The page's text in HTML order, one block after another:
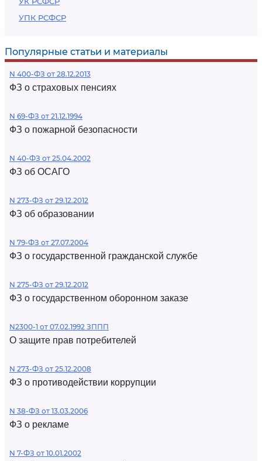
УПК РСФСР
Популярные статьи и материалы
N 400-ФЗ от 28.12.2013
ФЗ о страховых пенсиях
N 69-ФЗ от 21.12.1994
ФЗ о пожарной безопасности
N 40-ФЗ от 25.04.2002
ФЗ об ОСАГО
N 273-ФЗ от 29.12.2012
ФЗ об образовании
N 79-ФЗ от 27.07.2004
ФЗ о государственной гражданской службе
N 275-ФЗ от 29.12.2012
ФЗ о государственном оборонном заказе
N2300-1 от 07.02.1992 ЗППП
О защите прав потребителей
N 273-ФЗ от 25.12.2008
ФЗ о противодействии коррупции
N 38-ФЗ от 13.03.2006
ФЗ о рекламе
N 7-ФЗ от 10.01.2002